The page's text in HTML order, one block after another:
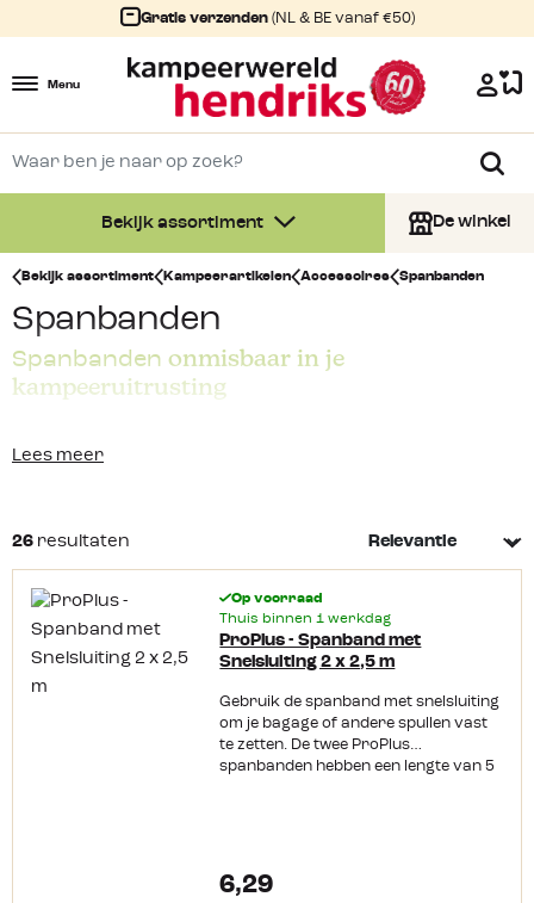
Gratis verzenden (NL & BE vanaf €50)
Menu
Bekijk assortiment De winkel
Bekijk assortiment Kampeerartikelen Accessoires Spanbanden
Spanbanden
Spanbanden onmisbaar in je
kampeeruitrusting
diverse soorten spanbanden. Gewoon een simpele
spanband of juist een uitgebreide met ratelgesp, wij
hebben het allemaal! Wat dacht je van debindrail
hiermee een bevestigingspunt voor een spanband. Ook
die vind je bij ons in het assortiment.Lees meer
Lees meer
26 resultaten
Op voorraad
Thuis binnen 1 werkdag
ProPlus - Spanband met
Snelsluiting 2 x 2,5 m
Gebruik de spanband met snelsluiting
om je bagage of andere spullen vast
te zetten. De twee ProPlus
spanbanden hebben een lengte van 5
6,29